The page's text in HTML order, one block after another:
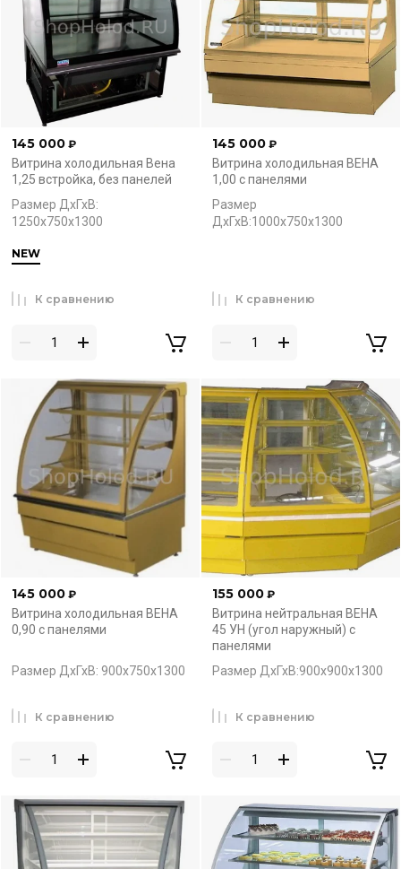
145 000 ₽
Витрина холодильная Вена
1,25 встройка, без панелей
Размер ДхГхВ:
1250х750х1300
NEW
К сравнению
145 000 ₽
Витрина холодильная ВЕНА
1,00 с панелями
Размер
ДхГхВ:1000х750х1300
К сравнению
145 000 ₽
Витрина холодильная ВЕНА
0,90 с панелями
Размер ДхГхВ: 900х750х1300
К сравнению
155 000 ₽
Витрина нейтральная ВЕНА
45 УН (угол наружный) с
панелями
Размер ДхГхВ:900х900х1300
К сравнению